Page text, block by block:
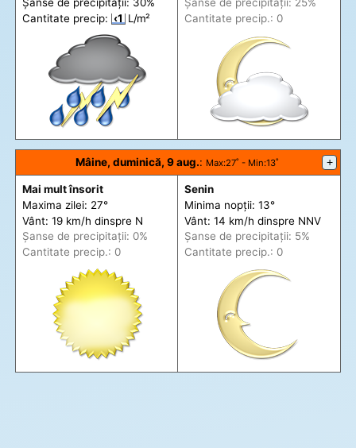
Șanse de precipitații: 30%
Cantitate precip: ‹1 L/m²
Șanse de precipitații: 25%
Cantitate precip.: 0
Mâine, duminică, 9 aug.: Max:27˚ - Min:13˚ +
Mai mult însorit
Maxima zilei: 27°
Vânt: 19 km/h dinspre N
Șanse de precipitații: 0%
Cantitate precip.: 0
Senin
Minima nopții: 13°
Vânt: 14 km/h dinspre NNV
Șanse de precipitații: 5%
Cantitate precip.: 0